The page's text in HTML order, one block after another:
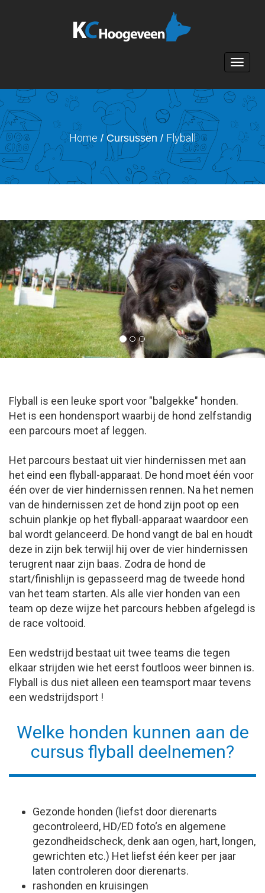
Toggle
Home / Cursussen / Flyball
Flyball is een leuke sport voor "balgekke" honden.
Het is een hondensport waarbij de hond zelfstandig
een parcours moet af leggen.
Het parcours bestaat uit vier hindernissen met aan
het eind een flyball-apparaat. De hond moet één voor
één over de vier hindernissen rennen. Na het nemen
van de hindernissen zet de hond zijn poot op een
schuin plankje op het flyball-apparaat waardoor een
bal wordt gelanceerd. De hond vangt de bal en houdt
deze in zijn bek terwijl hij over de vier hindernissen
terugrent naar zijn baas. Zodra de hond de
start/finishlijn is gepasseerd mag de tweede hond
van het team starten. Als alle vier honden van een
team op deze wijze het parcours hebben afgelegd is
de race voltooid.
Een wedstrijd bestaat uit twee teams die tegen
elkaar strijden wie het eerst foutloos weer binnen is.
Flyball is dus niet alleen een teamsport maar tevens
een wedstrijdsport !
Welke honden kunnen aan de
cursus flyball deelnemen?
Gezonde honden (liefst door dierenarts
gecontroleerd, HD/ED foto‘s en algemene
gezondheidscheck, denk aan ogen, hart, longen,
gewrichten etc.) Het liefst één keer per jaar
laten controleren door dierenarts.
rashonden en kruisingen